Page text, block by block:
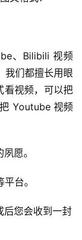
、Bilibili 视频
我们都擅长用眼
看视频，可以把
Youtube 视频
愿。
台。
后您会收到一封